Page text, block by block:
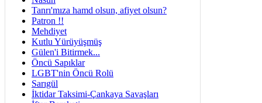
Tanrı'mıza hamd olsun, afiyet olsun?
Patron !!
Mehdiyet
Kutlu Yürüyüşmüş
Gülen'i Bitirmek...
Öncü Sapıklar
LGBT'nin Öncü Rolü
Sarıgül
İktidar Taksimi-Çankaya Savaşları